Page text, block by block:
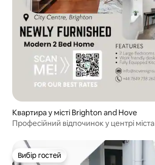
Квартира у місті Brighton and Hove
Професійний відпочинок у центрі міста
Вибір гостей
Вибір гостей